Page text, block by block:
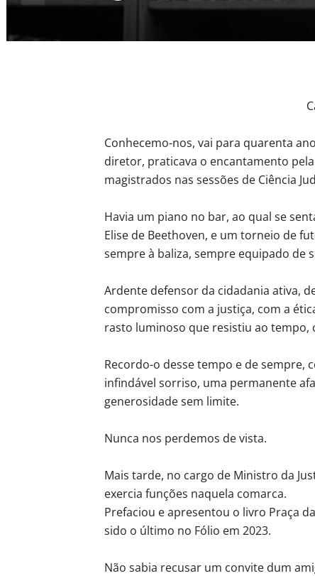
Conhecemo-nos, vai para quarenta
diretor, praticava o encantamento
magistrados nas sessões de Ciência
Havia um piano no bar, ao qual se
Elise de Beethoven, e um torneio de
sempre à baliza, sempre equipado de
Ardente defensor da cidadania ativa,
compromisso com a justiça, com a
rasto luminoso que resistiu ao tempo,
Recordo-o desse tempo e de sempre,
infindável sorriso, uma permanente
generosidade sem limite.
Nunca nos perdemos de vista.
Mais tarde, no cargo de Ministro da
exercia funções naquela comarca.
Prefaciou e apresentou o livro Praça
sido o último no Fólio em 2023.
Não sabia recusar um convite dum